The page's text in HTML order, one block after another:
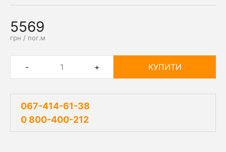
5569
грн / пог.м
- + КУПИТИ
067-414-61-38
0 800-400-212